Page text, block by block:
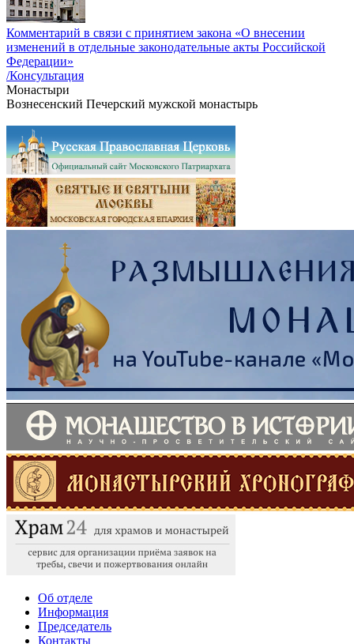
Комментарий в связи с принятием закона «О внесении
изменений в отдельные законодательные акты Российской
Федерации»
/Консультация
Монастыри
Вознесенский Печерский мужской монастырь
Об отделе
Информация
Председатель
Контакты